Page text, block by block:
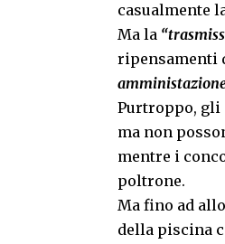
casualmente
Ma la
ripensamenti
Purtroppo, gli
ma non
mentre i
poltrone.
Ma fino ad
della piscina